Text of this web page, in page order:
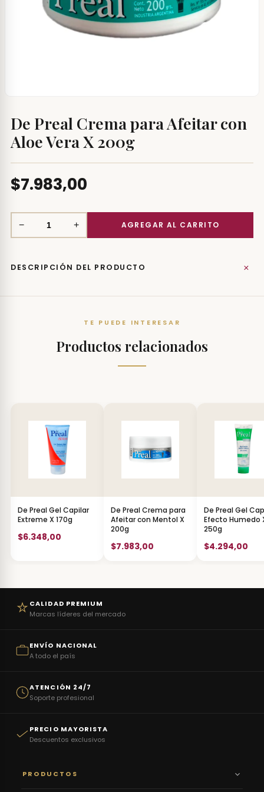
De Preal Crema para Afeitar con
Aloe Vera X 200g
$7.983,00
− +
DESCRIPCIÓN DEL PRODUCTO +
TE PUEDE INTERESAR
Productos relacionados
De Preal Gel Capilar
Extreme X 170g
$6.348,00
De Preal Crema para
Afeitar con Mentol X
200g
$7.983,00
De Preal Gel
Efecto Humedo
250g
$4.294,00
CALIDAD PREMIUM
Marcas líderes del mercado
ENVÍO NACIONAL
A todo el país
ATENCIÓN 24/7
Soporte profesional
PRECIO MAYORISTA
Descuentos exclusivos
PRODUCTOS